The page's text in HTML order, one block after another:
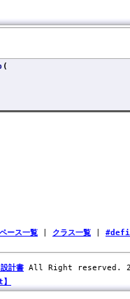
(
ース一覧 クラス一覧
計書 All Right reserved.